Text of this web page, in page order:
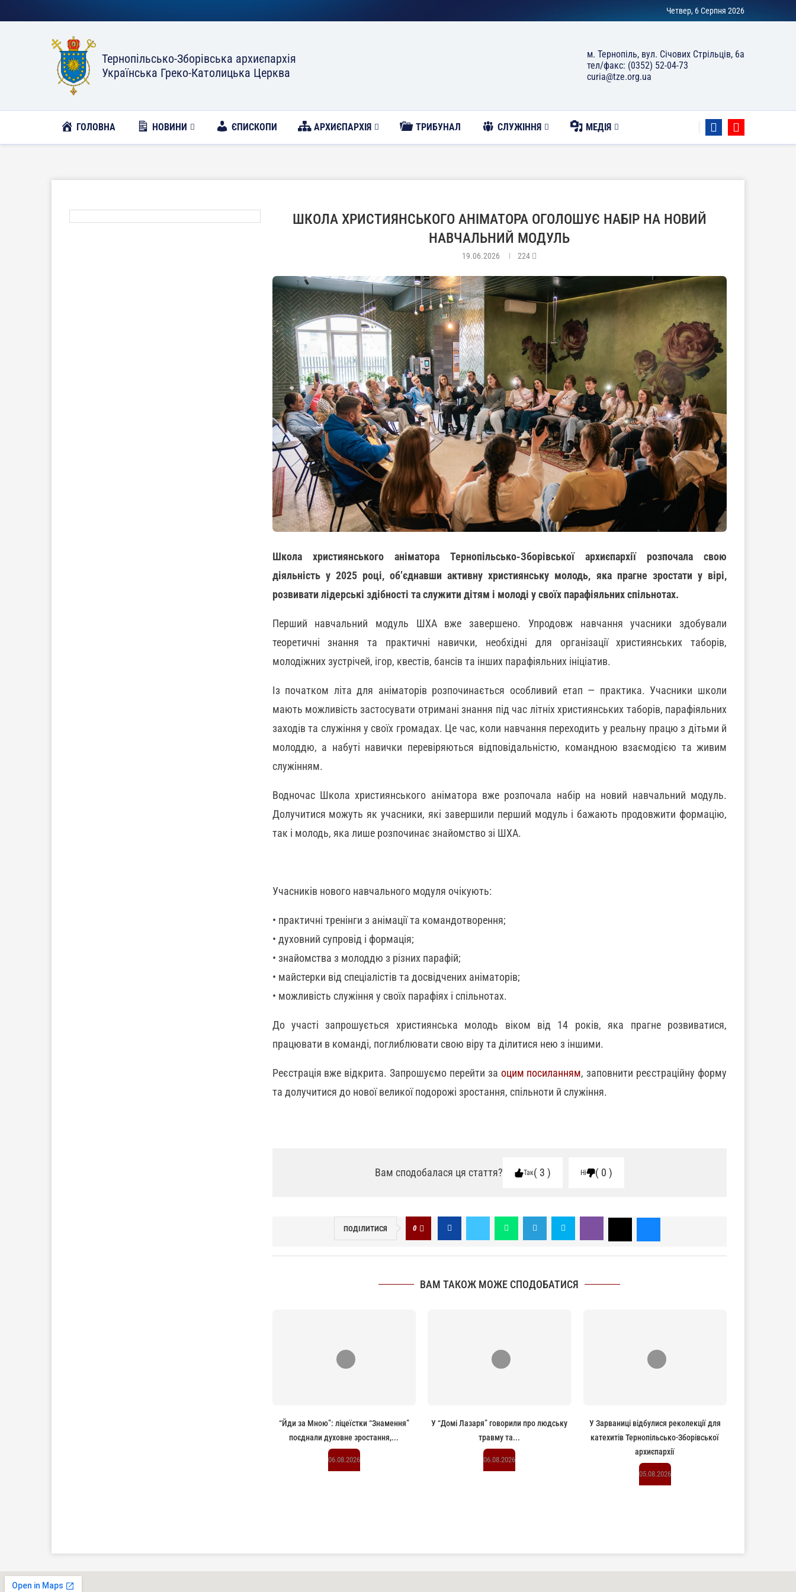
Четвер, 6 Серпня 2026
Тернопільсько-Зборівська архиєпархія
Українська Греко-Католицька Церква
м. Тернопіль, вул. Січових Стрільців, 6а
тел/факс: (0352) 52-04-73
curia@tze.org.ua
ГОЛОВНА НОВИНИ ЄПИСКОПИ АРХИЄПАРХІЯ ТРИБУНАЛ CЛУЖІННЯ МЕДІЯ
ШКОЛА ХРИСТИЯНСЬКОГО АНІМАТОРА ОГОЛОШУЄ НАБІР НА НОВИЙ
НАВЧАЛЬНИЙ МОДУЛЬ
19.06.2026 224
Школа християнського аніматора Тернопільсько-Зборівської архиєпархії розпочала свою
діяльність у 2025 році, об’єднавши активну християнську молодь, яка прагне зростати у вірі,
розвивати лідерські здібності та служити дітям і молоді у своїх парафіяльних спільнотах.
Перший навчальний модуль ШХА вже завершено. Упродовж навчання учасники здобували
теоретичні знання та практичні навички, необхідні для організації християнських таборів,
молодіжних зустрічей, ігор, квестів, бансів та інших парафіяльних ініціатив.
Із початком літа для аніматорів розпочинається особливий етап — практика. Учасники школи
мають можливість застосувати отримані знання під час літніх християнських таборів, парафіяльних
заходів та служіння у своїх громадах. Це час, коли навчання переходить у реальну працю з дітьми й
молоддю, а набуті навички перевіряються відповідальністю, командною взаємодією та живим
служінням.
Водночас Школа християнського аніматора вже розпочала набір на новий навчальний модуль.
Долучитися можуть як учасники, які завершили перший модуль і бажають продовжити формацію,
так і молодь, яка лише розпочинає знайомство зі ШХА.
Учасників нового навчального модуля очікують:
• практичні тренінги з анімації та командотворення;
• духовний супровід і формація;
• знайомства з молоддю з різних парафій;
• майстерки від спеціалістів та досвідчених аніматорів;
• можливість служіння у своїх парафіях і спільнотах.
До участі запрошується християнська молодь віком від 14 років, яка прагне розвиватися,
працювати в команді, поглиблювати свою віру та ділитися нею з іншими.
Реєстрація вже відкрита. Запрошуємо перейти за оцим посиланням, заповнити реєстраційну форму
та долучитися до нової великої подорожі зростання, спільноти й служіння.
Вам сподобалася ця стаття? Так 3 Ні 0
ПОДІЛИТИСЯ 0
ВАМ ТАКОЖ МОЖЕ СПОДОБАТИСЯ
“Йди за Мною”: ліцеїстки “Знамення”
поєднали духовне зростання,...
06.08.2026
У “Домі Лазаря” говорили про людську
травму та...
06.08.2026
У Зарваниці відбулися реколекції для
катехитів Тернопільсько-Зборівської
архиєпархії
05.08.2026